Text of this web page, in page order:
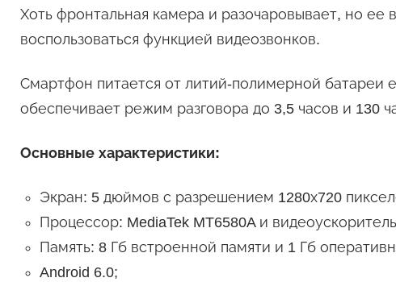
Хоть фронтальная камера и разочаровывает, но ее
воспользоваться функцией видеозвонков.
Смартфон питается от литий-полимерной батареи
обеспечивает режим разговора до 3,5 часов и 130
Основные характеристики:
Экран: 5 дюймов с разрешением 1280х720
Процессор: MediaTek MT6580A и
Память: 8 Гб встроенной памяти и 1 Гб
Android 6.0;